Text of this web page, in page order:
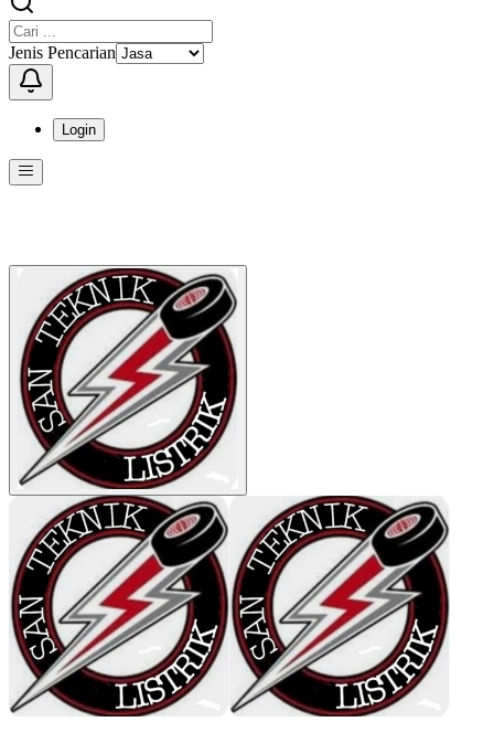
Jenis Pencarian
Login
Menu ini berisi navigasi untuk mengakses fitur-fitur di KangPro